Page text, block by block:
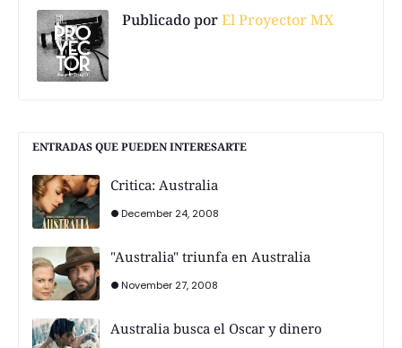
Publicado porEl Proyector MX
ENTRADAS QUE PUEDEN INTERESARTE
Critica: Australia
December 24, 2008
"Australia" triunfa en Australia
November 27, 2008
Australia busca el Oscar y dinero